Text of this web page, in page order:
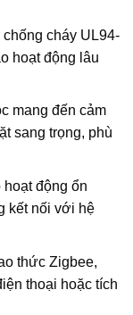
cháy UL94-
hoạt động lâu
mang đến cảm
sang trọng, phù
động ổn
kết nối với hệ
thức Zigbee,
thoại hoặc tích